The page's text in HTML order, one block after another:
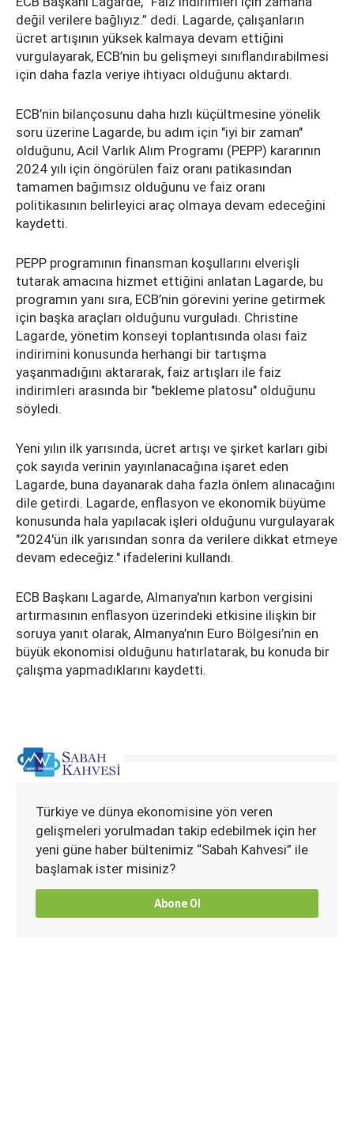
değil verilere bağlıyız.” dedi. Lagarde, çalışanların
ücret artışının yüksek kalmaya devam ettiğini
vurgulayarak, ECB’nin bu gelişmeyi sınıflandırabilmesi
için daha fazla veriye ihtiyacı olduğunu aktardı.
ECB’nin bilançosunu daha hızlı küçültmesine yönelik
soru üzerine Lagarde, bu adım için "iyi bir zaman"
olduğunu, Acil Varlık Alım Programı (PEPP) kararının
2024 yılı için öngörülen faiz oranı patikasından
tamamen bağımsız olduğunu ve faiz oranı
politikasının belirleyici araç olmaya devam edeceğini
kaydetti.
PEPP programının finansman koşullarını elverişli
tutarak amacına hizmet ettiğini anlatan Lagarde, bu
programın yanı sıra, ECB’nin görevini yerine getirmek
için başka araçları olduğunu vurguladı. Christine
Lagarde, yönetim konseyi toplantısında olası faiz
indirimini konusunda herhangi bir tartışma
yaşanmadığını aktararak, faiz artışları ile faiz
indirimleri arasında bir "bekleme platosu" olduğunu
söyledi.
Yeni yılın ilk yarısında, ücret artışı ve şirket karları gibi
çok sayıda verinin yayınlanacağına işaret eden
Lagarde, buna dayanarak daha fazla önlem alınacağını
dile getirdi. Lagarde, enflasyon ve ekonomik büyüme
konusunda hala yapılacak işleri olduğunu vurgulayarak
"2024'ün ilk yarısından sonra da verilere dikkat etmeye
devam edeceğiz." ifadelerini kullandı.
ECB Başkanı Lagarde, Almanya'nın karbon vergisini
artırmasının enflasyon üzerindeki etkisine ilişkin bir
soruya yanıt olarak, Almanya’nın Euro Bölgesi’nin en
büyük ekonomisi olduğunu hatırlatarak, bu konuda bir
çalışma yapmadıklarını kaydetti.
Türkiye ve dünya ekonomisine yön veren
gelişmeleri yorulmadan takip edebilmek için her
yeni güne haber bültenimiz “Sabah Kahvesi” ile
başlamak ister misiniz?
Abone Ol